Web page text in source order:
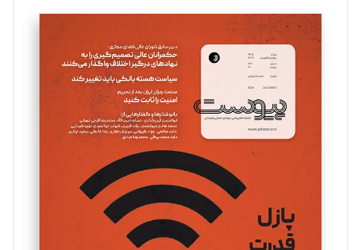
تحریریه
سروش کرمیان
تحریریه
مینا پاکدل
یسنا امان‌پور
تحریریه